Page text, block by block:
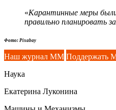
«Карантинные меры
правильно планировать
Фото: Pixabay
Наш журнал ММ Поддержать
Наука
Екатерина Луконина